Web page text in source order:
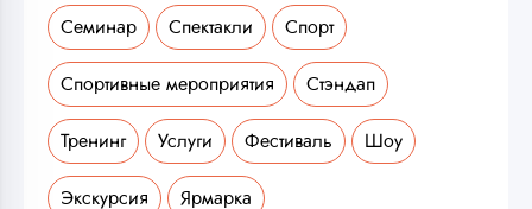
Семинар Спектакли Спорт
Спортивные мероприятия Стэндап
Тренинг Услуги Фестиваль Шоу
Экскурсия Ярмарка